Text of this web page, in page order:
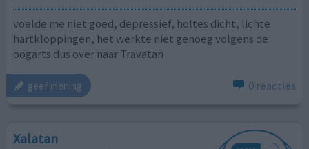
voelde me niet goed, depressief, holtes dicht, lichte
hartkloppingen, het werkte niet genoeg volgens de
oogarts dus over naar Travatan
geef mening 0 reacties
Xalatan